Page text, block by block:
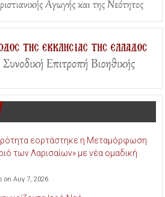
εορτάστηκε η Μεταμόρφωση
των Λαρισαίων» με νέα ομαδική
on Αυγ 7, 2026